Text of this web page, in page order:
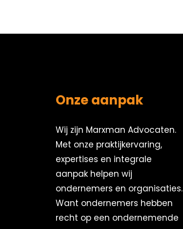
Onze aanpak
Wij zijn Marxman Advocaten.
Met onze praktijkervaring,
expertises en integrale
aanpak helpen wij
ondernemers en organisaties.
Want ondernemers hebben
recht op een ondernemende